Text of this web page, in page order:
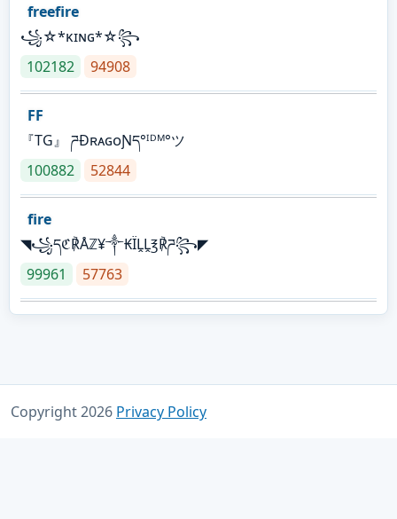
freefire
꧁☆*κɪɴɢ*☆꧂
102182
94908
FF
『TG』 ཌĐʀᴀɢᴏƝད°ᴵᴰᴹ°ツ
100882
52844
fire
◥꧁དℭ℟Åℤ¥༒₭ÏḼḼ℥℟ཌ꧂◤
99961
57763
Copyright 2026 Privacy Policy